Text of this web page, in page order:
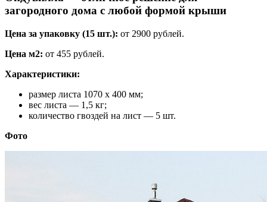
загородного дома с любой формой крыши
Цена за упаковку (15 шт.): от 2900 рублей.
Цена м2: от 455 рублей.
Характеристики:
размер листа 1070 х 400 мм;
вес листа — 1,5 кг;
количество гвоздей на лист — 5 шт.
Фото